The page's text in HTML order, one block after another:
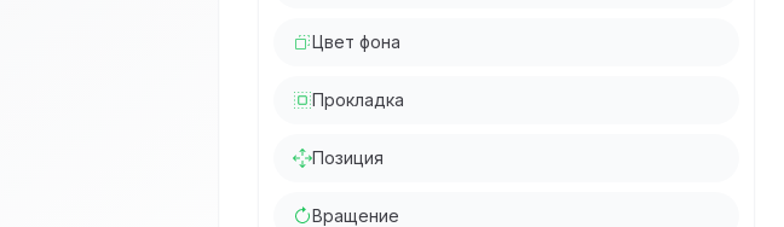
Цвет фона
Прокладка
Позиция
Вращение